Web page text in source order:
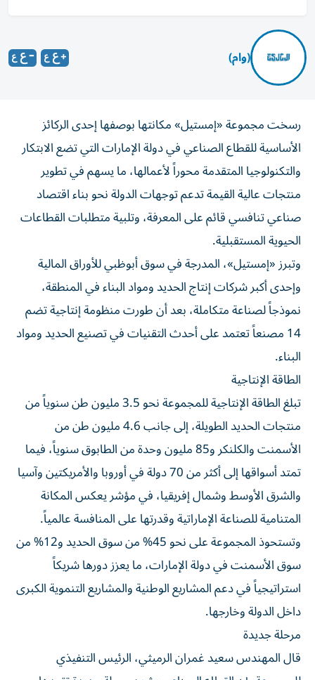
(وام)
رسخت مجموعة «إمستيل» مكانتها بوصفها إحدى الركائز
الأساسية للقطاع الصناعي في دولة الإمارات التي تضع الابتكار
والتكنولوجيا المتقدمة محوراً لأعمالها، ما يسهم في تطوير
منتجات عالية القيمة تدعم توجهات الدولة نحو بناء اقتصاد
صناعي تنافسي قائم على المعرفة، وتلبية متطلبات القطاعات
الحيوية المستقبلية.
وتبرز «إمستيل»، المدرجة في سوق أبوظبي للأوراق المالية
وإحدى أكبر شركات إنتاج الحديد ومواد البناء في المنطقة،
نموذجاً لصناعة متكاملة، بعد أن طورت منظومة إنتاجية تضم
14 مصنعاً تعتمد على أحدث التقنيات في تصنيع الحديد ومواد
البناء.
الطاقة الإنتاجية
تبلغ الطاقة الإنتاجية للمجموعة نحو 3.5 مليون طن سنوياً من
منتجات الحديد الطويلة، إلى جانب 4.6 مليون طن من
الأسمنت والكلنكر و85 مليون وحدة من الطابوق سنوياً، فيما
تمتد أسواقها إلى أكثر من 70 دولة في أوروبا والأمريكتين وآسيا
والشرق الأوسط وشمال إفريقيا، في مؤشر يعكس المكانة
المتنامية للصناعة الإماراتية وقدرتها على المنافسة عالمياً.
وتستحوذ المجموعة على نحو 45% من سوق الحديد و12% من
سوق الأسمنت في دولة الإمارات، ما يعزز دورها شريكاً
استراتيجياً في دعم المشاريع الوطنية والمشاريع التنموية الكبرى
داخل الدولة وخارجها.
مرحلة جديدة
قال المهندس سعيد غمران الرميثي، الرئيس التنفيذي